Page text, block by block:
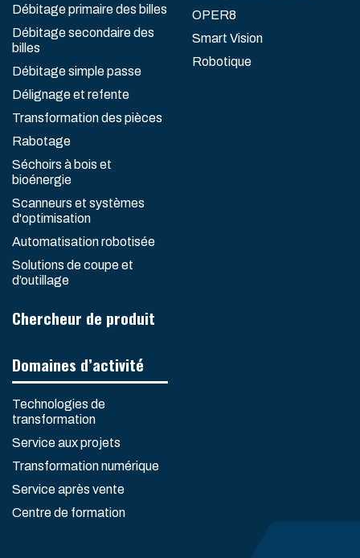
Débitage primaire des billes
Débitage secondaire des
billes
Débitage simple passe
Délignage et refente
Transformation des pièces
Rabotage
Séchoirs à bois et
bioénergie
Scanneurs et systèmes
d'optimisation
Automatisation robotisée
Solutions de coupe et
d’outillage
Chercheur de produit
OPER8
Smart Vision
Robotique
Domaines d’activité
Technologies de
transformation
Service aux projets
Transformation numérique
Service après vente
Centre de formation